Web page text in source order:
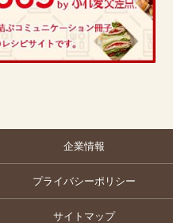
企業情報
プライバシーポリシー
サイトマップ